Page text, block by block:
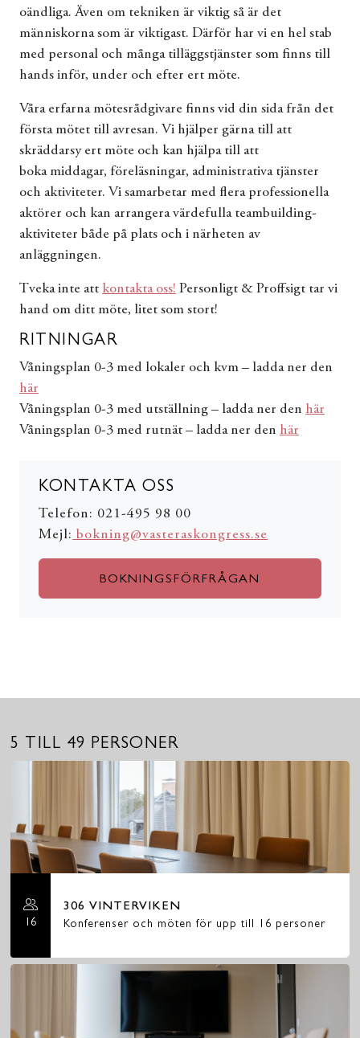
oändliga. Även om tekniken är viktig så är det
människorna som är viktigast. Därför har vi en hel stab
med personal och många tilläggstjänster som finns till
hands inför, under och efter ert möte.
Våra erfarna mötesrådgivare finns vid din sida från det
första mötet till avresan. Vi hjälper gärna till att
skräddarsy ert möte och kan hjälpa till att
boka middagar, föreläsningar, administrativa tjänster
och aktiviteter. Vi samarbetar med flera professionella
aktörer och kan arrangera värdefulla teambuilding-
aktiviteter både på plats och i närheten av
anläggningen.
Tveka inte att kontakta oss! Personligt & Proffsigt tar vi
hand om ditt möte, litet som stort!
RITNINGAR
Våningsplan 0-3 med lokaler och kvm – ladda ner den
här
Våningsplan 0-3 med utställning – ladda ner den här
Våningsplan 0-3 med rutnät – ladda ner den här
KONTAKTA OSS
Telefon: 021-495 98 00
Mejl: bokning@vasteraskongress.se
BOKNINGSFÖRFRÅGAN
5 TILL 49 PERSONER
16
306 VINTERVIKEN
Konferenser och möten för upp till 16 personer